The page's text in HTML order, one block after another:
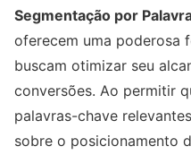
Segmentação por
oferecem uma poderosa
buscam otimizar seu
conversões. Ao permitir
palavras-chave
sobre o posicionamento